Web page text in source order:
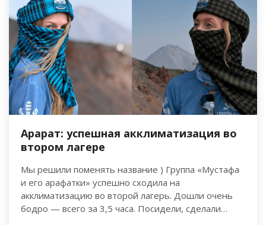
Арарат: успешная акклиматизация во
втором лагере
Мы решили поменять название ) Группа «Мустафа
и его арафатки» успешно сходила на
акклиматизацию во второй лагерь. Дошли очень
бодро — всего за 3,5 часа. Посидели, сделали